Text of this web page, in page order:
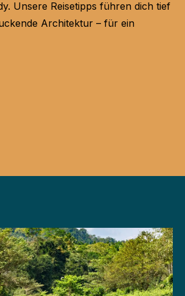
Unsere Reisetipps führen dich tief
Architektur – für ein